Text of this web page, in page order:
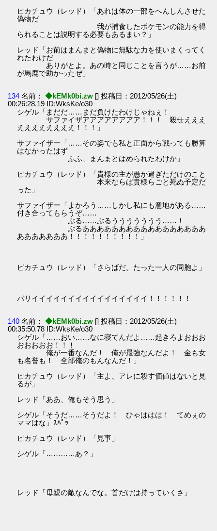
ピカチュウ（レッド）「あれは体の一部をへんしんさせた
偽物だ
我が捕食したポケモンの能力を得
られることは説明する必要もあるまい？」
レッド「お前はまんまと偽物に無駄な力を使いまくってく
れたわけだ
ありがとよ。あの時と同じことを言うが……お前
が馬鹿で助かったぜ」
134 名前： ◆kEMk0bi.zw [] 投稿日：2012/05/26(土)
00:26:28.19 ID:WksKe/o30
シゲル「まだだ……まだ負けたわけじゃねぇ！
サファイザアアアアアアアア！！！ 殺せえええ
ええええええええ！！！」
サファイザー「……その姿でも私と正面から戦っても勝算
はなかったはず
ふふ、まんまとはめられたわけか」
ピカチュウ（レッド）「貴様の主が愚か過ぎただけのこと
本来ならば貴様らごと死ぬ予定だ
った」
サファイザー「よかろう……しかし私にも意地がある……
付き合ってもらうぞ……
ぶる……ぶるううううううう……！
ぶるあああああああああああああああああ
あああああああ！！！！！！！！！！」
ピカチュウ（レッド）「さらばだ。たった一人の同胞よ」
バリイイイイイイイイイイイイイイイイ！！！！！！
140 名前： ◆kEMk0bi.zw [] 投稿日：2012/05/26(土)
00:35:50.78 ID:WksKe/o30
シゲル「……おい……なに寝てんだよ……起きろよおおお
おおおおお！！！
俺が一番なんだ！ 俺が最強なんだよ！ 金も女
も名誉も！ 全部俺のもんなんだ！」
ピカチュウ（レッド）「主よ、アレに殺す価値はないと見
るが」
レッド「ああ、俺もそう思う」
シゲル「そうだ……そうだよ！ ひゃははは！ てめぇの
ママはな」ｽﾊﾟｯ
ピカチュウ（レッド）「見事」
シゲル「…………あ？」
レッド「母親の敵なんでな。首だけは持っていくさ」